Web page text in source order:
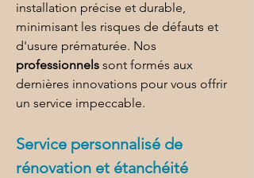
installation précise et durable,
minimisant les risques de défauts et
d'usure prématurée. Nos
professionnels sont formés aux
dernières innovations pour vous offrir
un service impeccable.
Service personnalisé de
rénovation et étanchéité